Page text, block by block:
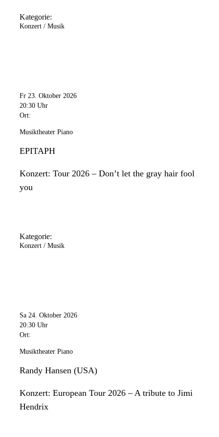
Kategorie:
Konzert / Musik
Fr 23. Oktober 2026
20:30 Uhr
Ort:
Musiktheater Piano
EPITAPH
Konzert: Tour 2026 – Don’t let the gray hair fool
you
Kategorie:
Konzert / Musik
Sa 24. Oktober 2026
20:30 Uhr
Ort:
Musiktheater Piano
Randy Hansen (USA)
Konzert: European Tour 2026 – A tribute to Jimi
Hendrix